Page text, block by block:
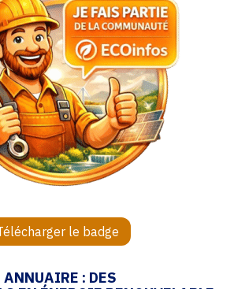
le badge
: DES